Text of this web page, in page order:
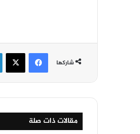
شاركها
فيسبوك ‫X
مقالات ذات صلة